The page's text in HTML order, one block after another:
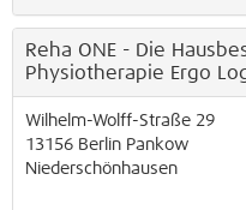
Reha ONE - Die
Physiotherapie Ergo
Wilhelm-Wolff-Straße 29
13156 Berlin Pankow
Niederschönhausen